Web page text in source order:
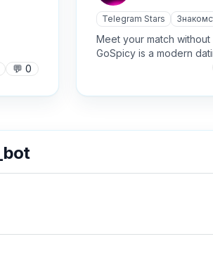
Telegram Stars
Активности для чата
Аниме и манга
Викторины
Авторизуйтесь, чтобы
💬 0
Telegram Stars
Meet your match
GoSpicy is a modern